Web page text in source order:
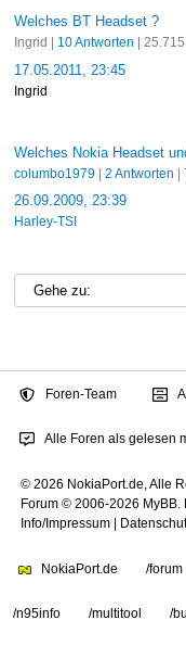
Welches BT Headset ?
Ingrid | 10 Antworten |
17.05.2011, 23:45
Ingrid
Welches Nokia Headset
columbo1979| 2 Antworten |
26.09.2009, 23:39
Harley-TSI
Foren-Team
Alle Foren als gelesen
© 2026 NokiaPort.de, Alle
Forum © 2006-2026 MyBB
Info/Impressum
NokiaPort.de /forum
/n95info /multitool /